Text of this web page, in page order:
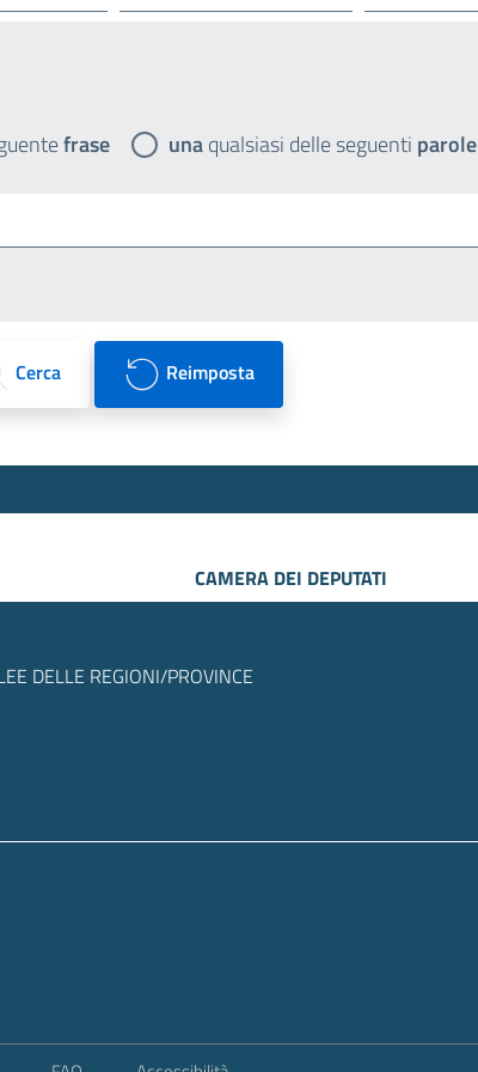
frase unaqualsiasi delle seguenti parole
Cerca Reimposta
CAMERA DEI DEPUTATI
DELLE REGIONI/PROVINCE